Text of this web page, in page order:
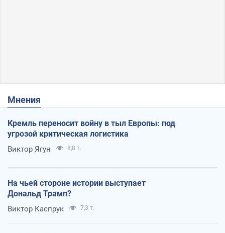
Мнения
Кремль переносит войну в тыл Европы: под
угрозой критическая логистика
Виктор Ягун 8,8 т.
На чьей стороне истории выступает
Дональд Трамп?
Виктор Каспрук 7,3 т.